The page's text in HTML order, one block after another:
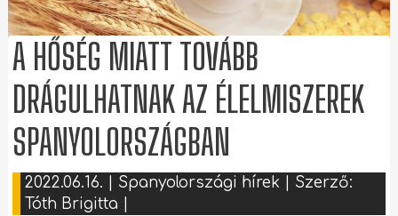
A HŐSÉG MIATT TOVÁBB
DRÁGULHATNAK AZ ÉLELMISZEREK
SPANYOLORSZÁGBAN
2022.06.16. Spanyolországi hírek | Szerző:
Tóth Brigitta